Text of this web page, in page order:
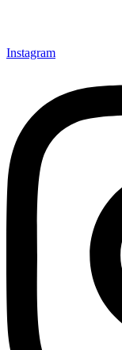
Instagram